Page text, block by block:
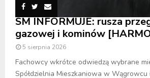
SM INFORMUJE: rusza
gazowej i kominów
5 sierpnia 2026
Fachowcy wkrótce odwiedzą wybrane
Spółdzielnia Mieszkaniowa w Wągrowcu